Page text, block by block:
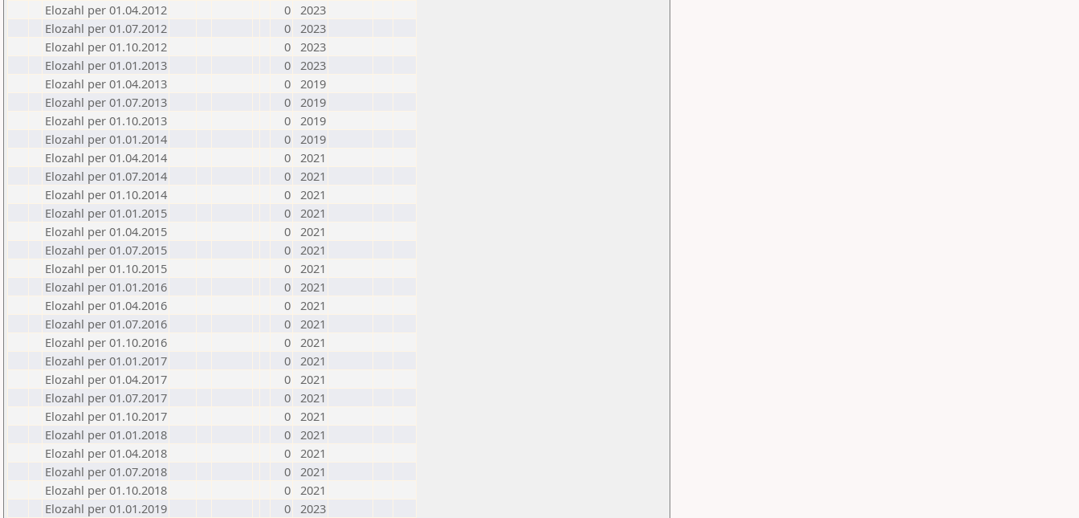
Elozahl per 01.04.2012
0 2023
Elozahl per 01.07.2012
0 2023
Elozahl per 01.10.2012
0 2023
Elozahl per 01.01.2013
0 2023
Elozahl per 01.04.2013
0 2019
Elozahl per 01.07.2013
0 2019
Elozahl per 01.10.2013
0 2019
Elozahl per 01.01.2014
0 2019
Elozahl per 01.04.2014
0 2021
Elozahl per 01.07.2014
0 2021
Elozahl per 01.10.2014
0 2021
Elozahl per 01.01.2015
0 2021
Elozahl per 01.04.2015
0 2021
Elozahl per 01.07.2015
0 2021
Elozahl per 01.10.2015
0 2021
Elozahl per 01.01.2016
0 2021
Elozahl per 01.04.2016
0 2021
Elozahl per 01.07.2016
0 2021
Elozahl per 01.10.2016
0 2021
Elozahl per 01.01.2017
0 2021
Elozahl per 01.04.2017
0 2021
Elozahl per 01.07.2017
0 2021
Elozahl per 01.10.2017
0 2021
Elozahl per 01.01.2018
0 2021
Elozahl per 01.04.2018
0 2021
Elozahl per 01.07.2018
0 2021
Elozahl per 01.10.2018
0 2021
Elozahl per 01.01.2019
0 2023